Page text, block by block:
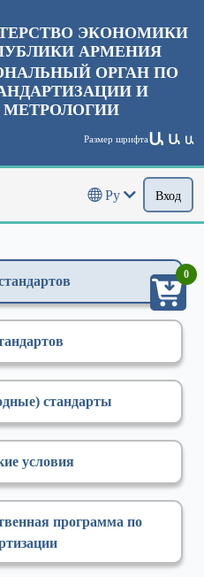
ЭКОНОМИКИ
АРМЕНИЯ
ОРГАН ПО
И
МЕТРОЛОГИИ
Размер шрифтаԱ Ա Ա
Ру Вход
стандарты
условия
программа по
0